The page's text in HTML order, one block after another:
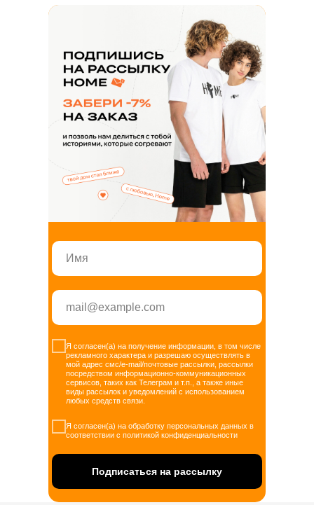
Я согласен(а) на получение информации, в том числе
рекламного характера и разрешаю осуществлять в
мой адрес смс/e-mail/почтовые рассылки, рассылки
посредством информационно-коммуникационных
сервисов, таких как Телеграм и т.п., а также иные
виды рассылок и уведомлений с использованием
любых средств связи.
Я согласен(а) на обработку персональных данных в
соответствии с политикой конфиденциальности
Подписаться на рассылку
Напишите нам